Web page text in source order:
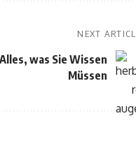
NEXT
was Sie Wissen
Müssen